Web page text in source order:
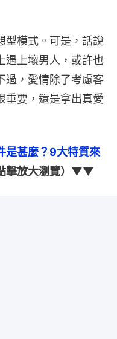
型模式。可是，話說
遇上壞男人，或許也
過，愛情除了考慮客
重要，還是拿出真愛
是甚麼？9大特質來
擊放大瀏覽）▼▼